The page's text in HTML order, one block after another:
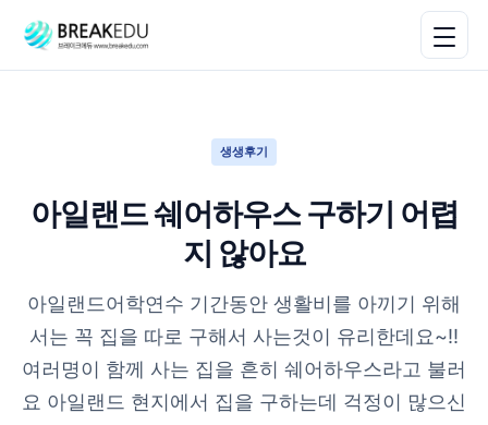
생생후기
아일랜드 쉐어하우스 구하기 어렵
지 않아요
아일랜드어학연수 기간동안 생활비를 아끼기 위해
서는 꼭 집을 따로 구해서 사는것이 유리한데요~!!
여러명이 함께 사는 집을 흔히 쉐어하우스라고 불러
요 아일랜드 현지에서 집을 구하는데 걱정이 많으신